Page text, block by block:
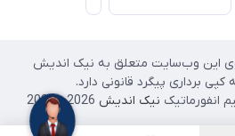
این وب‌سایت متعلق به نیک اندیش
برداری پیگرد قانونی دارد.
انفورماتیک نیک اندیش 2026 - 2025